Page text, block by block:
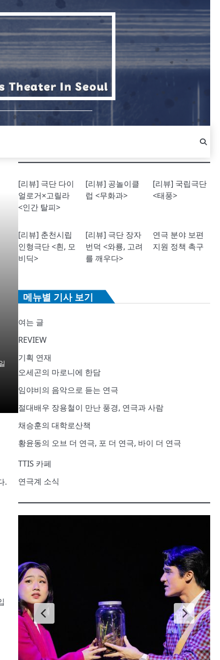
.
[리뷰] 극단 다이
얼로거×고릴라
<인간 탈피>
[리뷰] 공놀이클
럽 <무화과>
[리뷰] 국립극단
<태풍>
[리뷰] 춘천시립
인형극단 <흰, 모
비딕>
[리뷰] 극단 장자
번덕 <와룡, 고려
를 깨우다>
연극 분야 보편
지원 정책 촉구
메뉴별 기사 보기
여는 글
REVIEW
기획 연재
오세곤의 마로니에 한담
임야비의 음악으로 듣는 연극
절대배우 장용철이 만난 풍경, 연극과 사람
채승훈의 대학로산책
황윤동의 오브 더 연극, 포 더 연극, 바이 더 연극
TTIS 카페
연극계 소식